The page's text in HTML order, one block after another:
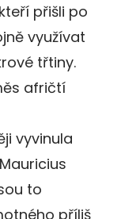
přišli po
využívat
třtiny.
afričtí
vyvinula
to
příliš